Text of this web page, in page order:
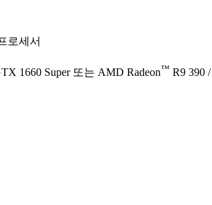
로세서
1660 Super 또는 AMD Radeon™ R9 390 /